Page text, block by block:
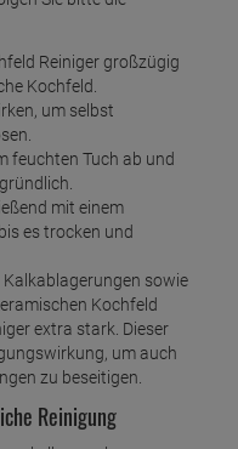
Reiniger großzügig
Kochfeld.
um selbst
feuchten Tuch ab und
mit einem
es trocken und
sowie
Kochfeld
extra stark. Dieser
um auch
zu beseitigen.
Reinigung